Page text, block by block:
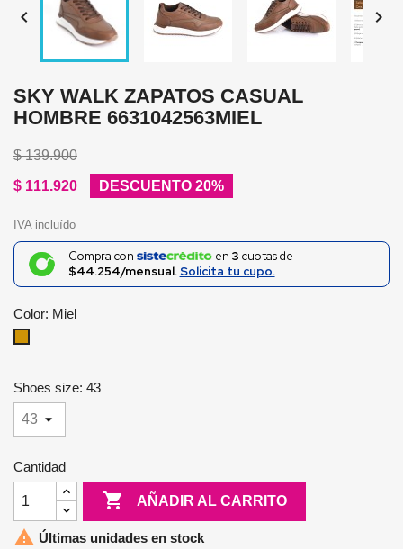
 
SKY WALK ZAPATOS CASUAL
HOMBRE 6631042563MIEL
$ 139.900
$ 111.920
DESCUENTO 20%
IVA incluído
Compra con en3 cuotas de
$44.254/mensual.Solicita tu cupo.
Color: Miel
Shoes size: 43
Cantidad
 AÑADIR AL CARRITO
 Últimas unidades en stock